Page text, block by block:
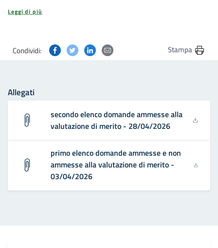
Leggi di più
Condividi: Condividi questa pagina su Facebook
Condividi questa pagina su Twitter
Condividi questa pagina su Linkedin
Condividi questa pagina via
Stampa
Allegati
secondo elenco domande ammesse alla
valutazione di merito - 28/04/2026
primo elenco domande ammesse e non
ammesse alla valutazione di merito -
03/04/2026